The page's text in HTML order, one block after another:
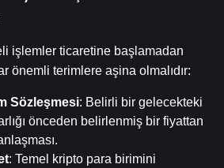
işlemler ticaretine başlamadan
önemli terimlere aşina olmalıdır:
Sözleşmesi: Belirli bir gelecekteki
önceden belirlenmiş bir fiyattan
: Temel kripto para birimini